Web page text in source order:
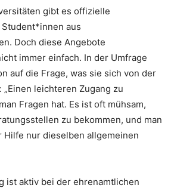
gibt es offizielle
aus
Doch diese Angebote
immer einfach. In der Umfrage
auf die Frage, was sie sich von der
leichteren Zugang zu
Fragen hat. Es ist oft mühsam,
zu bekommen, und man
nur dieselben allgemeinen
ist aktiv bei der ehrenamtlichen